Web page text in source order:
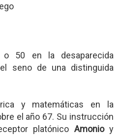
50 en la desaparecida
seno de una distinguida
y matemáticas en la
el año 67. Su instrucción
platónico Amonioy